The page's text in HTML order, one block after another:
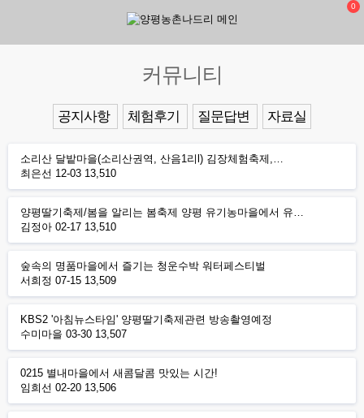
0
커뮤니티
공지사항 체험후기 질문답변 자료실
소리산 달밭마을(소리산권역, 산음1리l) 김장체험축제,…
최은선 12-03 13,510
양평딸기축제/봄을 알리는 봄축제 양평 유기농마을에서 유…
김정아 02-17 13,510
숲속의 명품마을에서 즐기는 청운수박 워터페스티벌
서희정 07-15 13,509
KBS2 '아침뉴스타임' 양평딸기축제관련 방송촬영예정
수미마을 03-30 13,507
0215 별내마을에서 새콤달콤 맛있는 시간!
임희선 02-20 13,506